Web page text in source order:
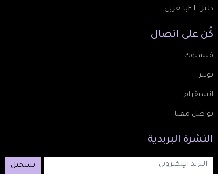
دليل ETبالعربي
كُن على اتصال
فيسبوك
تويتر
انستقرام
تواصل معنا
النشرة البريدية
تسجيل